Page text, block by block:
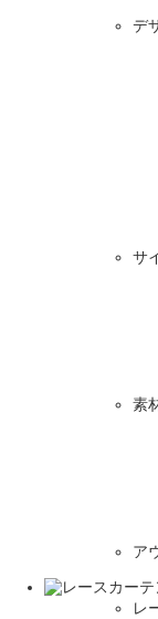
デ
サ
素
ア
レ